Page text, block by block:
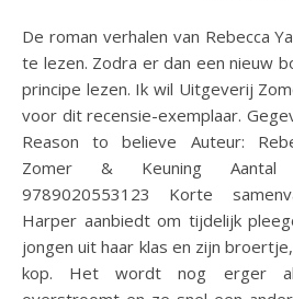
De roman verhalen van Rebecca Yarros zijn altijd mooi om
te lezen. Zodra er dan een nieuw
principe lezen. Ik wil Uitgeverij
voor dit recensie-exemplaar.
Reason to believe Auteur:
Zomer & Keuning Aantal
9789020553123 Korte
Harper aanbiedt om tijdelijk
jongen uit haar klas en zijn
kop. Het wordt nog erger